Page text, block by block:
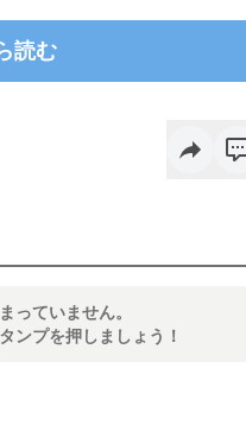
。
いますよね。鹿野と噂になれ
ブコメディー。
読む
っていません。
ンプを押しましょう！